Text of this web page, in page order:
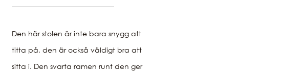
Den här stolen är inte bara snygg att
titta på, den är också väldigt bra att
sitta i. Den svarta ramen runt den ger